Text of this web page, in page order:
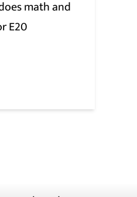
math and
E20